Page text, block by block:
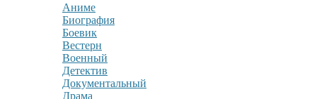
Аниме
Биография
Боевик
Вестерн
Военный
Детектив
Документальный
Драма